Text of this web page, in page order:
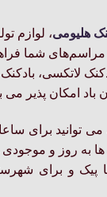
هلیومی، لوازم
شما
لاتکسی،
باد امکان پذیر می
ها به روز و
پیک و برای